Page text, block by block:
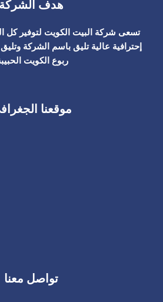
هدف الشركة
تسعى شركة البيت الكويت لتوفير كل
إحترافية عالية تليق باسم الشركة
ربوع الكويت
موقعنا
تواصل معنا